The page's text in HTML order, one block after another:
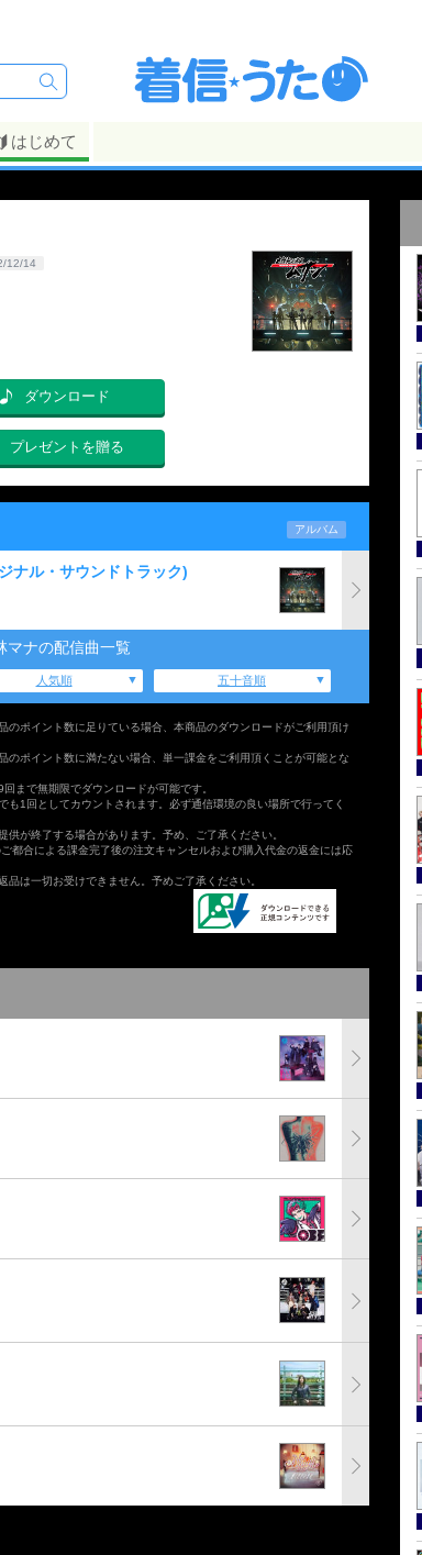
はじめて
12/14
ダウンロード
プレゼントを贈る
アルバム
ナル・サウンドトラック)
マナの配信曲一覧
人気順 五十音順
ポイント数に足りている場合、本商品のダウンロードがご利用頂け
ポイント数に満たない場合、単一課金をご利用頂くことが可能とな
まで無期限でダウンロードが可能です。
1回としてカウントされます。必ず通信環境の良い場所で行ってく
が終了する場合があります。予め、ご了承ください。
都合による課金完了後の注文キャンセルおよび購入代金の返金には応
は一切お受けできません。予めご了承ください。